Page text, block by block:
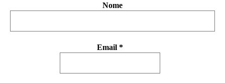
Nome
Email *